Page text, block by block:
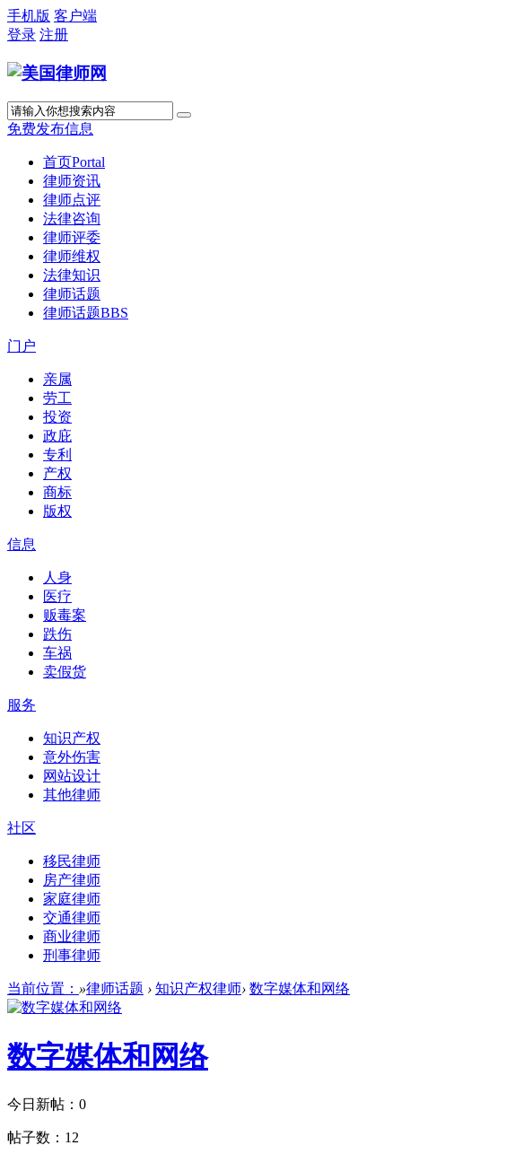
手机版 客户端
登录 注册
免费发布信息
首页Portal
律师资讯
律师点评
法律咨询
律师评委
律师维权
法律知识
律师话题
律师话题BBS
门户
亲属
劳工
投资
政庇
专利
产权
商标
版权
信息
人身
医疗
贩毒案
跌伤
车祸
卖假货
服务
知识产权
意外伤害
网站设计
其他律师
社区
移民律师
房产律师
家庭律师
交通律师
商业律师
刑事律师
当前位置： »律师话题 › 知识产权律师› 数字媒体和网络
数字媒体和网络
今日新帖： 0
帖子数： 12